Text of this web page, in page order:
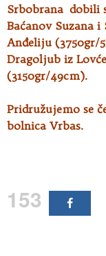
Srbobrana dobili
Baćanov Suzana
Anđeliju (3750gr/
Dragoljub iz
(3150gr/49cm).
Pridružujemo se
bolnica Vrbas.
153